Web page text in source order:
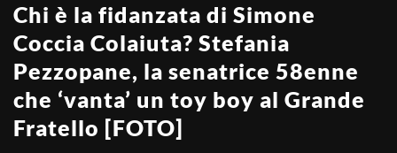
Chi è la fidanzata di Simone
Coccia Colaiuta? Stefania
Pezzopane, la senatrice 58enne
che ‘vanta’ un toy boy al Grande
Fratello [FOTO]